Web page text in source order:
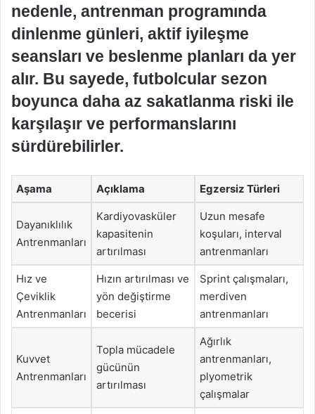
nedenle, antrenman programında
dinlenme günleri, aktif iyileşme
seansları ve beslenme planları da yer
alır. Bu sayede, futbolcular sezon
boyunca daha az sakatlanma riski ile
karşılaşır ve performanslarını
sürdürebilirler.
Aşama Açıklama Egzersiz Türleri
Dayanıklılık
Antrenmanları
Kardiyovasküler
kapasitenin
artırılması
Uzun mesafe
koşuları, interval
antrenmanları
Hız ve
Çeviklik
Antrenmanları
Hızın artırılması ve
yön değiştirme
becerisi
Sprint çalışmaları,
merdiven
antrenmanları
Kuvvet
Antrenmanları
Topla mücadele
gücünün
artırılması
Ağırlık
antrenmanları,
plyometrik
çalışmalar